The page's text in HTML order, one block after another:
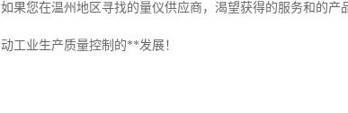
如果您在温州地区寻找的量仪供应商，渴望获得的服务和的
动工业生产质量控制的**发展！